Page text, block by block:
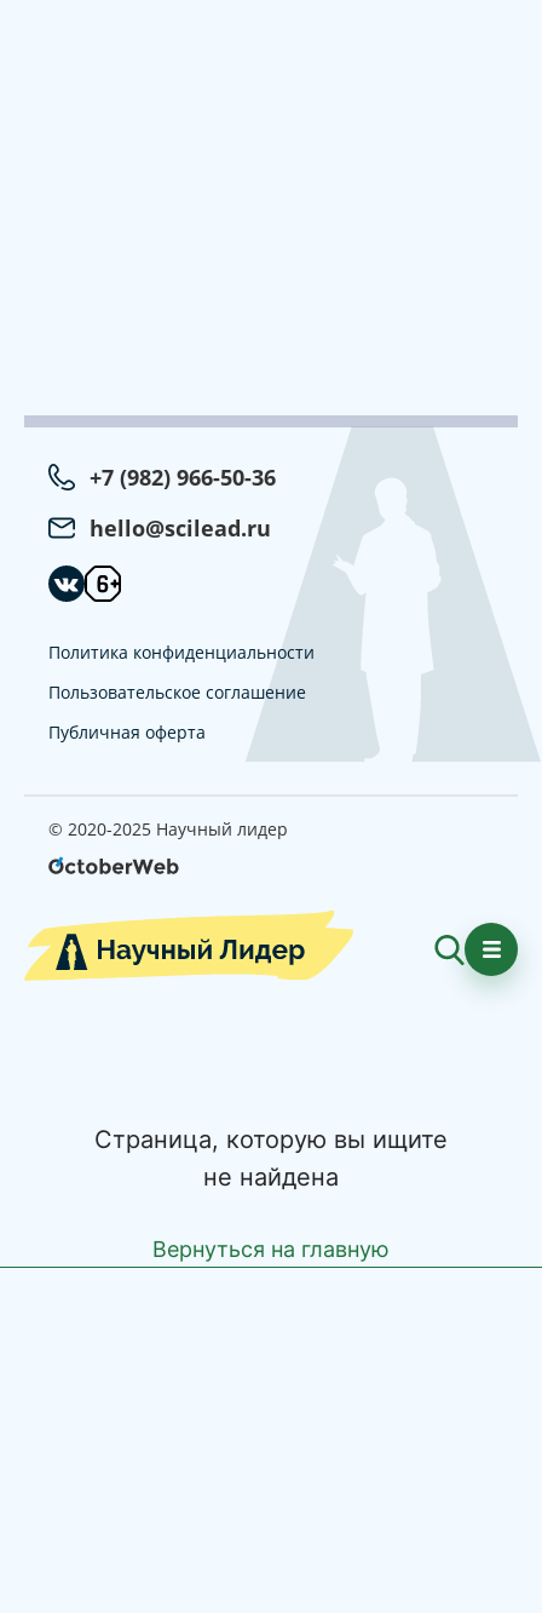
+7 (982) 966-50-36
hello@scilead.ru
Политика конфиденциальности
Пользовательское соглашение
Публичная оферта
© 2020-2025 Научный лидер
Страница, которую вы ищите
не найдена
Вернуться на главную